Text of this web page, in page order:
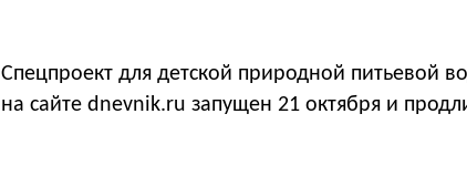
Спецпроект для детской природной питьевой
на сайте dnevnik.ru запущен 21 октября и